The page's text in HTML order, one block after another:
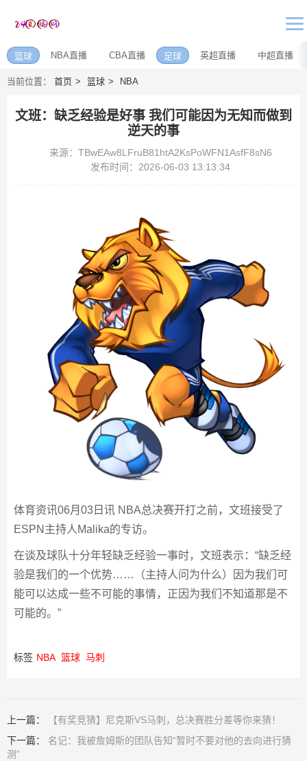
篮球 NBA直播 CBA直播 足球 英超直播 中超直播
当前位置： 首页 篮球 NBA
文班：缺乏经验是好事 我们可能因为无知而做到
逆天的事
来源：TBwEAw8LFruB81htA2KsPoWFN1AsfF8sN6
发布时间：2026-06-03 13:13:34
体育资讯06月03日讯 NBA总决赛开打之前，文班接受了
ESPN主持人Malika的专访。
在谈及球队十分年轻缺乏经验一事时，文班表示：“缺乏经
验是我们的一个优势……（主持人问为什么）因为我们可
能可以达成一些不可能的事情，正因为我们不知道那是不
可能的。”
标签 NBA 篮球 马刺
上一篇：
【有奖竞猜】尼克斯VS马刺，总决赛胜分差等你来猜！
下一篇： 名记：我被詹姆斯的团队告知“暂时不要对他的去向进行猜
测”